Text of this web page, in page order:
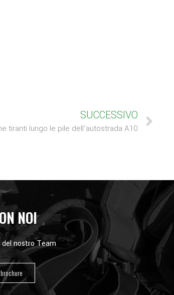
SUCCESSIVO
tiranti lungo le pile dell’autostrada A10
NOI
nostro Team